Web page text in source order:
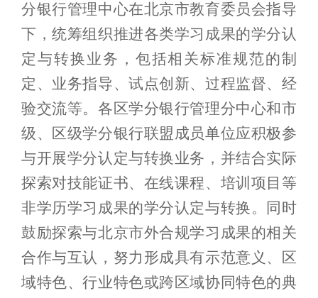
分银行管理中心在北京市教育委员会指导
下，统筹组织推进各类学习成果的学分认
定与转换业务，包括相关标准规范的制
定、业务指导、试点创新、过程监督、经
验交流等。各区学分银行管理分中心和市
级、区级学分银行联盟成员单位应积极参
与开展学分认定与转换业务，并结合实际
探索对技能证书、在线课程、培训项目等
非学历学习成果的学分认定与转换。同时
鼓励探索与北京市外合规学习成果的相关
合作与互认，努力形成具有示范意义、区
域特色、行业特色或跨区域协同特色的典